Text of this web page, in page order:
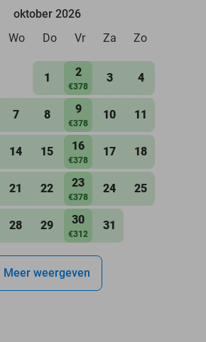
oktober 2026
Wo Do Vr Za Zo
1 2
€378
3 4
7 8 9
€378
10 11
14 15 16
€378
17 18
21 22 23
€378
24 25
28 29 30
€312
31
Meer weergeven